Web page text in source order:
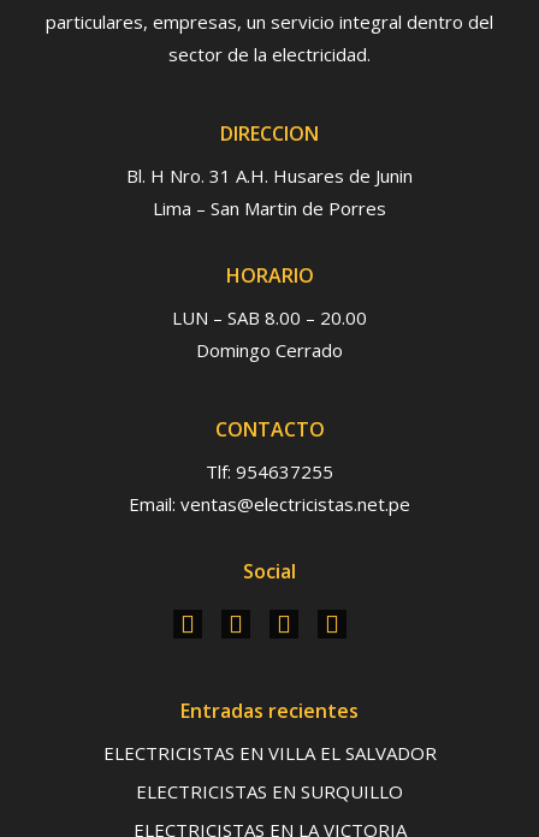
particulares, empresas, un servicio integral dentro del
sector de la electricidad.
DIRECCION
Bl. H Nro. 31 A.H. Husares de Junin
Lima – San Martin de Porres
HORARIO
LUN – SAB 8.00 – 20.00
Domingo Cerrado
CONTACTO
Tlf: 954637255
Email: ventas@electricistas.net.pe
Social
Entradas recientes
ELECTRICISTAS EN VILLA EL SALVADOR
ELECTRICISTAS EN SURQUILLO
ELECTRICISTAS EN LA VICTORIA